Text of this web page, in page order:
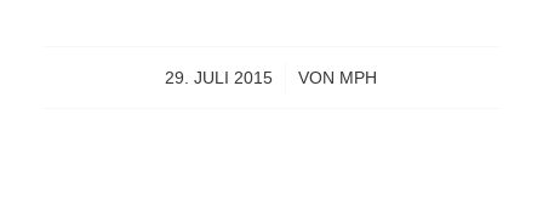
29. JULI 2015
/ VON MPH